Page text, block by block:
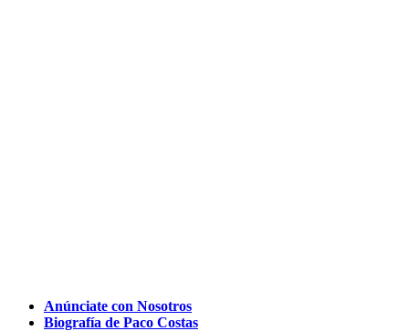
Anúnciate con Nosotros
Biografía de Paco Costas